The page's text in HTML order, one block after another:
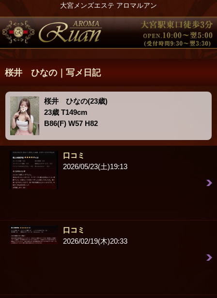
大宮メンズエステ アロマルアン
桜井 ひなの｜写メ日記
桜井 ひなの(23歳)
23歳 T149cm
B86(F) W57 H82
口コミ
2026/05/23(土)19:13
口コミ
2026/02/19(木)20:33